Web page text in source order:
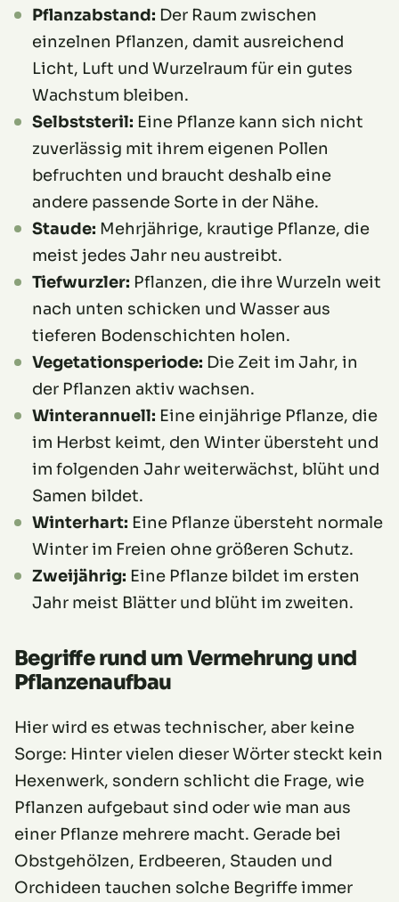
Pflanzabstand: Der Raum zwischen
einzelnen Pflanzen, damit ausreichend
Licht, Luft und Wurzelraum für ein gutes
Wachstum bleiben.
Selbststeril: Eine Pflanze kann sich nicht
zuverlässig mit ihrem eigenen Pollen
befruchten und braucht deshalb eine
andere passende Sorte in der Nähe.
Staude: Mehrjährige, krautige Pflanze, die
meist jedes Jahr neu austreibt.
Tiefwurzler: Pflanzen, die ihre Wurzeln weit
nach unten schicken und Wasser aus
tieferen Bodenschichten holen.
Vegetationsperiode: Die Zeit im Jahr, in
der Pflanzen aktiv wachsen.
Winterannuell: Eine einjährige Pflanze, die
im Herbst keimt, den Winter übersteht und
im folgenden Jahr weiterwächst, blüht und
Samen bildet.
Winterhart: Eine Pflanze übersteht normale
Winter im Freien ohne größeren Schutz.
Zweijährig: Eine Pflanze bildet im ersten
Jahr meist Blätter und blüht im zweiten.
Begriffe rund um Vermehrung und
Pflanzenaufbau
Hier wird es etwas technischer, aber keine
Sorge: Hinter vielen dieser Wörter steckt kein
Hexenwerk, sondern schlicht die Frage, wie
Pflanzen aufgebaut sind oder wie man aus
einer Pflanze mehrere macht. Gerade bei
Obstgehölzen, Erdbeeren, Stauden und
Orchideen tauchen solche Begriffe immer